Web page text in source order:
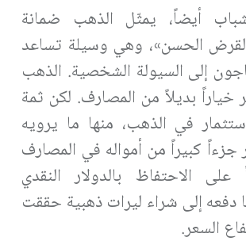
أيضاً، يمثّل الذهب ضمانة
الحسن»، وهي وسيلة تساعد
إلى السيولة الشخصية. الذهب
خياراً بديلاً من المصارف. لكن ثمة
في الذهب، منها ما يرويه
كبيراً من أمواله في المصارف
الاحتفاظ بالدولار النقدي
دفعه إلى شراء ليرات ذهبية حققت
السعر.